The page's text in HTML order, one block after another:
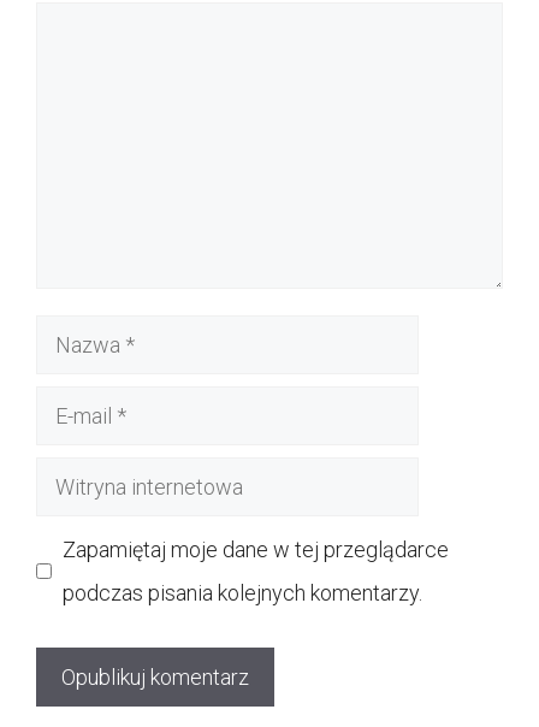
Nazwa
Witryna
Zapamiętaj moje dane w tej przeglądarce
podczas pisania kolejnych komentarzy.